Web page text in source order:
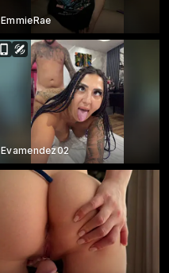
EmmieRae
Evamendez02